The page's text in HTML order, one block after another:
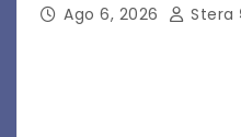
Ago 6, 2026 Stera